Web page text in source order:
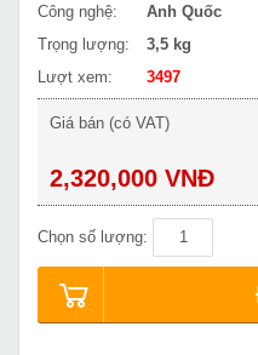
Công nghệ:
Anh Quốc
Trọng lượng:
3,5 kg
Lượt xem:
3497
Giá bán (có VAT)
2,320,000 VNĐ
Chọn số lượng: